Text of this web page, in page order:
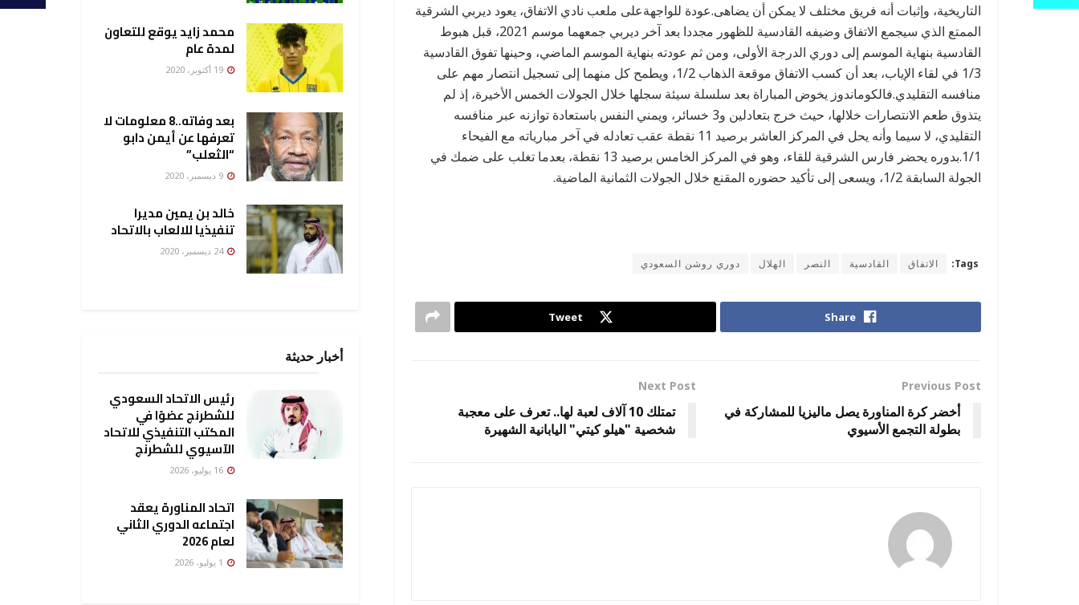
التاريخية، وإثبات أنه فريق مختلف لا يمكن أن يضاهى.عودة للواجهةعلى ملعب نادي الاتفاق، يعود ديربي الشرقية
الممتع الذي سيجمع الاتفاق وضيفه القادسية للظهور مجددا بعد آخر ديربي جمعهما موسم 2021، قبل هبوط
القادسية بنهاية الموسم إلى دوري الدرجة الأولى، ومن ثم عودته بنهاية الموسم الماضي، وحينها تفوق القادسية
1/3 في لقاء الإياب، بعد أن كسب الاتفاق موقعة الذهاب 1/2، ويطمح كل منهما إلى تسجيل انتصار مهم على
منافسه التقليدي.فالكوماندوز يخوض المباراة بعد سلسلة سيئة سجلها خلال الجولات الخمس الأخيرة، إذ لم
يتذوق طعم الانتصارات خلالها، حيث خرج بتعادلين و3 خسائر، ويمني النفس باستعادة توازنه عبر منافسه
التقليدي، لا سيما وأنه يحل في المركز العاشر برصيد 11 نقطة عقب تعادله في آخر مبارياته مع الفيحاء
1/1.بدوره يحضر فارس الشرقية للقاء، وهو في المركز الخامس برصيد 13 نقطة، بعدما تغلب على ضمك في
الجولة السابقة 1/2، ويسعى إلى تأكيد حضوره المقنع خلال الجولات الثمانية الماضية.
Tags: الاتفاق القادسية النصر الهلال دوري روشن السعودي
Share
Tweet
Previous Post
أخضر كرة المناورة يصل ماليزيا للمشاركة في
بطولة التجمع الأسيوي
Next Post
تمتلك 10 آلاف لعبة لها.. تعرف على معجبة
شخصية "هيلو كيتي" اليابانية الشهيرة
محمد زايد يوقع للتعاون
لمدة عام
بعد وفاته..8 معلومات لا
تعرفها عن أيمن دابو
“الثعلب”
خالد بن يمين مديرا
تنفيذيا للالعاب بالاتحاد
24 ديسمبر، 2020
أخبار حديثة
رئيس الاتحاد السعودي
للشطرنج عضوًا في
المكتب التنفيذي للاتحاد
الآسيوي للشطرنج
اتحاد المناورة يعقد
اجتماعه الدوري الثاني
لعام 2026